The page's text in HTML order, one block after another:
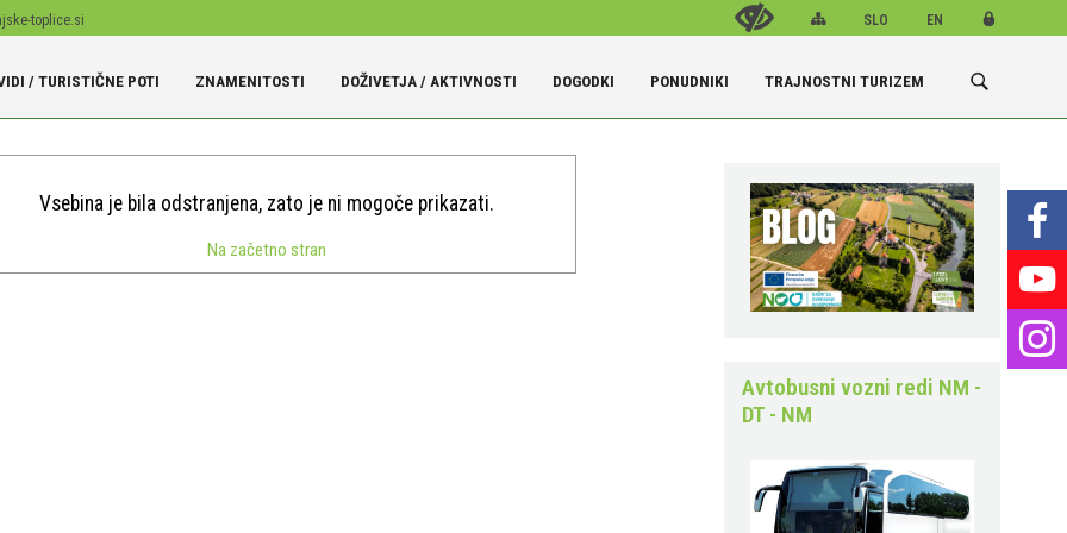
toplice.si SLO EN
/ TURISTIČNE POTI ZNAMENITOSTI DOŽIVETJA / AKTIVNOSTI DOGODKI PONUDNIKI
Bari, kavarne in kulinarika
Lokalni proizvajalci
Kongresni turizem, kulturni dogodki, poslovna in druga srečanja
Protokolarni dogodki, poroke in intimne svečanosti: Hudičev
TRAJNOSTNI TURIZEM
Vsebina je bila odstranjena, zato je ni mogoče prikazati.
Na začetno stran
Avtobusni vozni redi NM -
DT - NM